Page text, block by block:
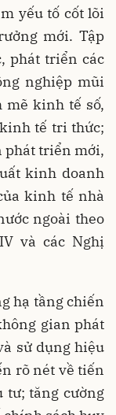
yếu tố cốt lõi
mới. Tập
phát triển các
nghiệp mũi
mẽ kinh tế số,
tế tri thức;
phát triển mới,
kinh doanh
kinh tế nhà
ngoài theo
và các Nghị
hạ tầng chiến
gian phát
sử dụng hiệu
rõ nét về tiến
tư; tăng cường